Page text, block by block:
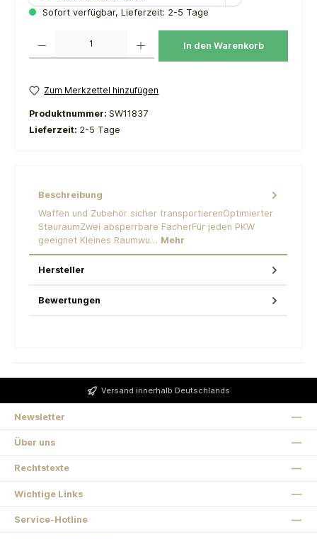
Sofort verfügbar, Lieferzeit: 2-5 Tage
In den Warenkorb
Zum Merkzettel hinzufügen
Produktnummer: SW11837
Lieferzeit: 2-5 Tage
Beschreibung
Waffen und Zubehör sicher transportierenOptimierter
StauraumZwei absperrbare FächerFür jeden PKW
geeignet Kleines Raumwu… Mehr
Hersteller
Bewertungen
Versand innerhalb Deutschlands
Newsletter
Über uns
Rechtstexte
Wichtige Links
Service-Hotline